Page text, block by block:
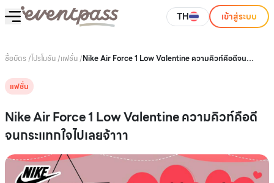
TH เข้าสู่ระบบ
ซื้อบัตร /โปรโมชัน/แฟชั่น/Nike Air Force 1 Low Valentine ความคิวท์คือดีจน
แฟชั่น
Nike Air Force 1 Low Valentine ความคิวท์คือดี
จนกระแทกใจไปเลยจ้าาา